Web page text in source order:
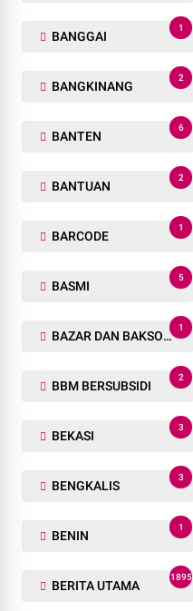
BANGGAI
1
BANGKINANG
2
BANTEN
6
BANTUAN
2
BARCODE
1
BASMI
5
BAZAR DAN BAKSOS RAMADHAN
1
BBM BERSUBSIDI
2
BEKASI
3
BENGKALIS
3
BENIN
1
BERITA UTAMA
1895